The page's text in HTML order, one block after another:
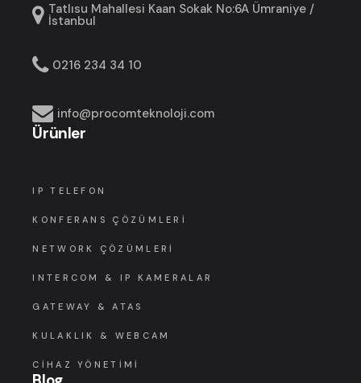
Tatlısu Mahallesi Kaan Sokak No:6A Ümraniye /
İstanbul
0216 234 34 10
info@procomteknoloji.com
Ürünler
IP TELEFON
KONFERANS ÇÖZÜMLERI
NETWORK ÇÖZÜMLERI
INTERCOM & IP KAMERALAR
GATEWAY & ATAS
KULAKLIK & WEBCAM
CIHAZ YÖNETIMI